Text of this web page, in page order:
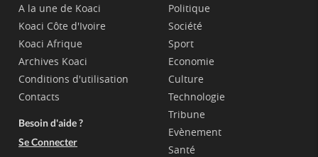
A la une de Koaci
Koaci Côte d'Ivoire
Koaci Afrique
Archives Koaci
Conditions d'utilisation
Contacts
Besoin d'aide ?
Se Connecter
Politique
Société
Sport
Economie
Culture
Technologie
Tribune
Evènement
Santé